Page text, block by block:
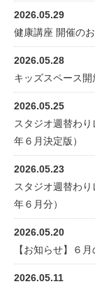
2026.05.29
健康講座 開催の
2026.05.28
キッズスペース
2026.05.25
スタジオ週替わ
年６月決定版）
2026.05.23
スタジオ週替わ
年６月分）
2026.05.20
【お知らせ】６
2026.05.11